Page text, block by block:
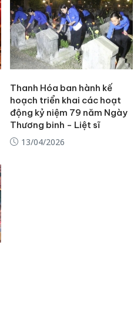
Thanh Hóa ban hành kế
hoạch triển khai các hoạt
động kỷ niệm 79 năm Ngày
Thương binh - Liệt sĩ
13/04/2026